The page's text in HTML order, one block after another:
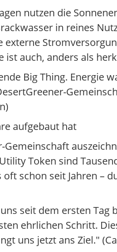
nutzen die
in reines
externe
ist auch, anders als
Big Thing. Energie
aufgebaut hat
Gemeinschaft
Token sind
schon seit Jahren –
seit dem ersten
ehrlichen Schritt.
uns jetzt ans Ziel."